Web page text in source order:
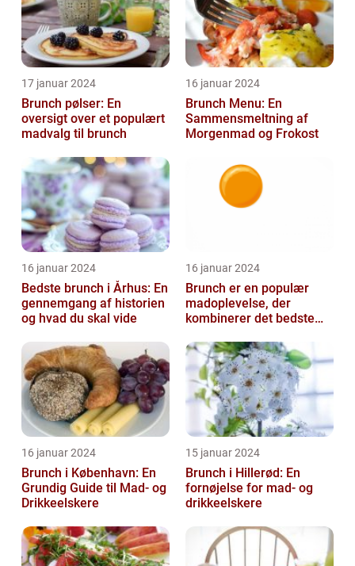
17 januar 2024
Brunch pølser: En
oversigt over et populært
madvalg til brunch
16 januar 2024
Brunch Menu: En
Sammensmeltning af
Morgenmad og Frokost
16 januar 2024
Bedste brunch i Århus: En
gennemgang af historien
og hvad du skal vide
16 januar 2024
Brunch er en populær
madoplevelse, der
kombinerer det bedste
frokost
16 januar 2024
Brunch i København: En
Grundig Guide til Mad- og
Drikkeelskere
15 januar 2024
Brunch i Hillerød: En
fornøjelse for mad- og
drikkeelskere